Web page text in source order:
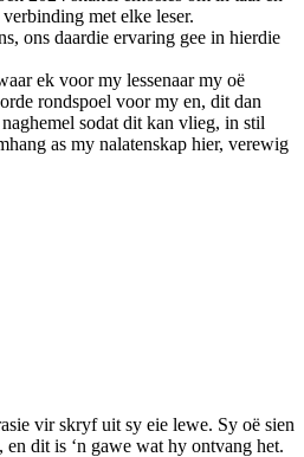
met elke leser.
ons daardie ervaring gee in hierdie
ek voor my lessenaar my oë
rondspoel voor my en, dit dan
sodat dit kan vlieg, in stil
as my nalatenskap hier, verewig
vir skryf uit sy eie lewe. Sy oë sien
en dit is ‘n gawe wat hy ontvang het.